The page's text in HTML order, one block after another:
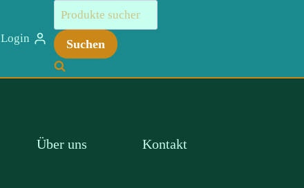
Login
Suchen
nach:
Suchen
Über uns Kontakt